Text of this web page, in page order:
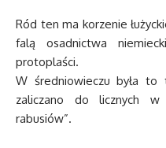
Ród ten ma korzenie
falą osadnictwa
protoplaści.
W średniowieczu była to
zaliczano do licznych
rabusiów”.